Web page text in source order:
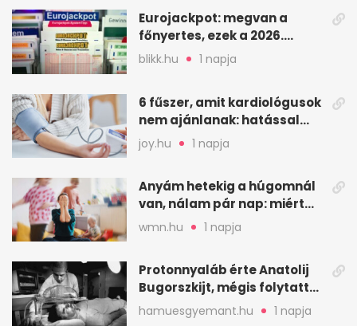
Eurojackpot: megvan a
főnyertes, ezek a 2026.
augusztus 7-i számok
blikk.hu 1 napja
6 fűszer, amit kardiológusok
nem ajánlanak: hatással
lehet a vérnyomásra
joy.hu 1 napja
Anyám hetekig a húgomnál
van, nálam pár nap: miért
fáj ennyire?
wmn.hu 1 napja
Protonnyaláb érte Anatolij
Bugorszkijt, mégis folytatta
a munkát
hamuesgyemant.hu 1 napja